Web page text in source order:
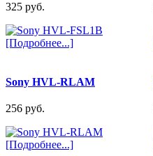
325 pуб.
[Подробнее...]
Sony HVL-RLAM
256 pуб.
[Подробнее...]